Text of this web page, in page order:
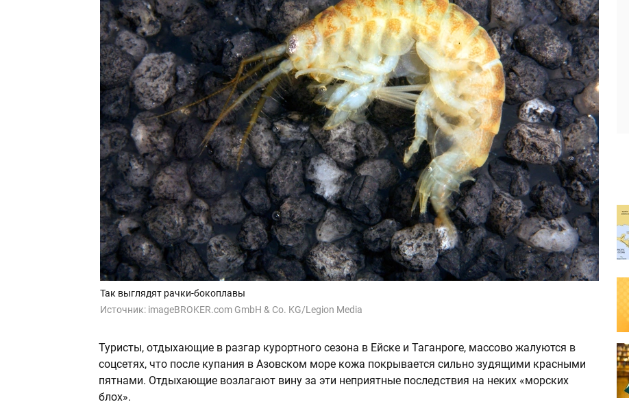
Так выглядят рачки-бокоплавы
Источник: imageBROKER.com GmbH & Co. KG/Legion Media
Туристы, отдыхающие в разгар курортного сезона в Ейске и Таганроге, массово жалуются в
cоцсетях, что после купания в Азовском море кожа покрывается сильно зудящими красными
пятнами. Отдыхающие возлагают вину за эти неприятные последствия на неких «морских
блох».